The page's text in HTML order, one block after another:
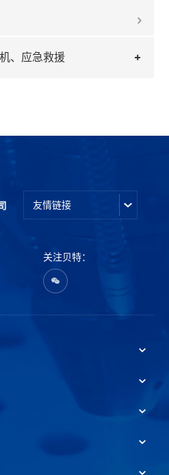
、应急救援
友情链接
关注贝特：